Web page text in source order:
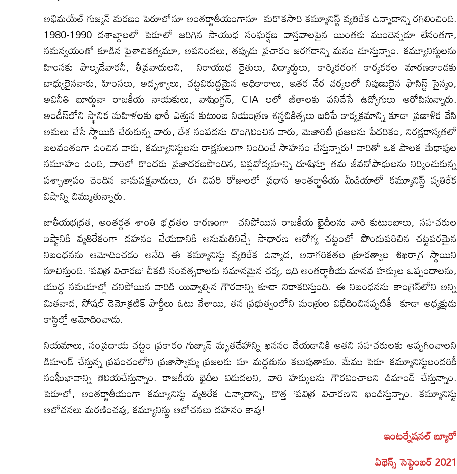
అభిమయేల్ గుజ్మన్ మరణం పెరూలోనూ అంతర్జాతీయంగానూ మరొకసారి కమ్యూనిస్ట్ వ్యతిరేక ఉన్మాదాన్ని రగిలించింది.
1980-1990 దశాబ్దాలలో పెరూలో జరిగిన సాయుధ సంఘర్షణ వాస్తవాలపైన యింతకు ముందెన్నడూ లేనంతగా,
సమన్వయంతో కూడిన పైశాచికత్వమూ, అపనిందలు, తప్పుడు ప్రచారం జరగడాన్ని మనం చూస్తున్నాం. కమ్యూనిస్టులను
హింసకు పాల్పడేవారనీ, తీవ్రవాదులని, నిరాయుధ రైతులు, విద్యార్ధులు, కార్మికరంగ కార్యకర్తల మారణకాండకు
బాధ్యులైనవారు, హింసలు, అదృశ్యాలు, చట్టవిరుద్ధమైన అధికారాలు, ఇతర నేర చర్యలలో నిపుణులైన ఫాసిస్ట్ సైన్యం,
అవినీతి బూర్జువా రాజకీయ నాయకులు, వాషింగ్టన్, CIA లలో జీతాలకు పనిచేసే ఉద్యోగులు ఆరోపిస్తున్నారు.
అండీస్‌లోని స్థానిక మహిళలకు భారీ ఎత్తున కుటుంబ నియంత్రణ శస్త్రచికిత్సలు జరిపే కార్యక్రమాన్ని కూడా ప్రణాళిక వేసి
అమలు చేసే స్థాయికి చేరుకున్న వారు, దేశ సంపదను దొంగిలించిన వారు, మెజారిటీ ప్రజలను పేదరికం, నిరక్షరాస్యతలో
బలవంతంగా ఉంచిన వారు, కమ్యూనిస్టులను రాక్షసులుగా నిందించే సాహసం చేస్తున్నారు! వారితో ఒక పాలక మేధావుల
సమూహం ఉంది, వారిలో కొందరు ప్రజాదరణపొందిన, విప్లవోద్యమాన్ని దూషిస్తూ తమ జీవనోపాధులను నిర్మించుకున్న
పశ్చాత్తాపం చెందిన వామపక్షవాదులు, ఈ చివరి రోజులలో ప్రధాన అంతర్జాతీయ మీడియాలో కమ్యూనిస్ట్ వ్యతిరేక
విషాన్ని చిమ్ముతున్నారు.
జాతీయభద్రత, అంతర్గత శాంతి భద్రతల కారణంగా చనిపోయిన రాజకీయ ఖైదీలను వారి కుటుంబాలు, సహచరుల
ఇష్టానికి వ్యతిరేకంగా దహనం చేయడానికి అనుమతినిచ్చే సాధారణ ఆరోగ్య చట్టంలో పొందుపరిచిన చట్టపరమైన
నిబంధనను ఆమోదించడం అనేది ఈ కమ్యూనిస్టు వ్యతిరేక ఉన్మాద, అనాగరికతల క్రూరత్వాల శిఖరాగ్ర స్థాయిని
సూచిస్తుంది. ’పవిత్ర విచారణ’ చీకటి సంవత్సరాలకు సమానమైన చర్య, ఇది అంతర్జాతీయ మానవ హక్కుల ఒప్పందాలను,
యుద్ధ సమయాల్లో చనిపోయిన వారికి యివ్వాల్సిన గౌరవాన్ని కూడా నిరాకరిస్తుంది. ఈ నిబంధనను కాంగ్రెస్‌లోని అన్ని
మితవాద, సోషల్ డెమోక్రటిక్ పార్టీలు ఓటు వేశాయి, తన ప్రభుత్వంలోని మంత్రుల విభేదించినప్పటికీ కూడా అధ్యక్షుడు
కాస్టిల్లో ఆమోదించాడు.
నియమాలు, సంప్రదాయ చట్టం ప్రకారం గుజ్మాన్ మృతదేహాన్ని ఖననం చేయడానికి అతని సహచరులకు అప్పగించాలని
డిమాండ్ చేస్తున్న ప్రపంచంలోని ప్రజాస్వామ్య ప్రజలకు మా మద్దతును కలుపుతాము. మేము పెరూ కమ్యూనిస్టులందరికీ
సంఘీభావాన్ని తెలియచేస్తున్నాం. రాజకీయ ఖైదీల విడుదలని, వారి హక్కులను గౌరవించాలని డిమాండ్ చేస్తున్నాం.
పెరూలో, అంతర్జాతీయంగా కమ్యూనిస్టు వ్యతిరేక ఉన్మాదాన్ని, కొత్త ’పవిత్ర విచారణ’ని ఖండిస్తున్నాం. కమ్యూనిస్టు
ఆలోచనలు మరణించవు, కమ్యూనిస్టు ఆలోచనలు దహనం కావు!
ఇంటర్నేషనల్ బ్యూరో
ఏథెన్స్ సెప్టెంబర్ 2021